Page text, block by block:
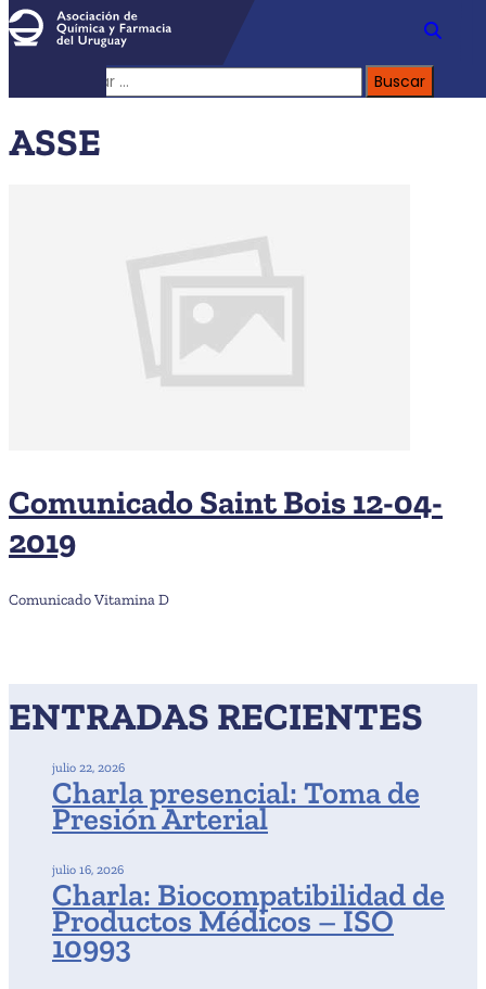
ASSE
Comunicado Saint Bois 12-04-
2019
Comunicado Vitamina D
ENTRADAS RECIENTES
Charla presencial: Toma de
Presión Arterial
julio 22, 2026
Charla: Biocompatibilidad de
Productos Médicos – ISO
10993
julio 16, 2026